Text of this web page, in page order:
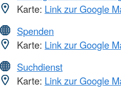
Karte: Link zur Google
Spenden
Karte: Link zur Google
Suchdienst
Karte: Link zur Google